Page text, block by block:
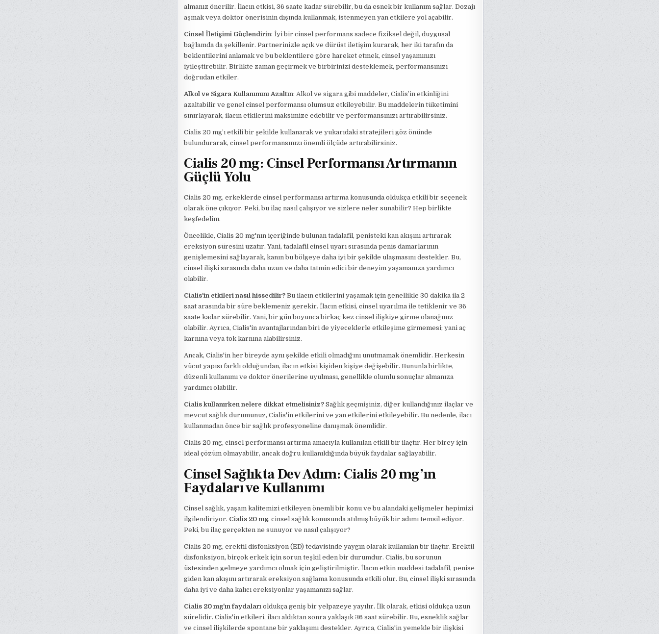
almanız önerilir. İlacın etkisi, 36 saate kadar sürebilir, bu da esnek bir kullanım sağlar. Dozajı
aşmak veya doktor önerisinin dışında kullanmak, istenmeyen yan etkilere yol açabilir.
Cinsel İletişimi Güçlendirin: İyi bir cinsel performans sadece fiziksel değil, duygusal
bağlamda da şekillenir. Partnerinizle açık ve dürüst iletişim kurarak, her iki tarafın da
beklentilerini anlamak ve bu beklentilere göre hareket etmek, cinsel yaşamınızı
iyileştirebilir. Birlikte zaman geçirmek ve birbirinizi desteklemek, performansınızı
doğrudan etkiler.
Alkol ve Sigara Kullanımını Azaltın: Alkol ve sigara gibi maddeler, Cialis’in etkinliğini
azaltabilir ve genel cinsel performansı olumsuz etkileyebilir. Bu maddelerin tüketimini
sınırlayarak, ilacın etkilerini maksimize edebilir ve performansınızı artırabilirsiniz.
Cialis 20 mg’ı etkili bir şekilde kullanarak ve yukarıdaki stratejileri göz önünde
bulundurarak, cinsel performansınızı önemli ölçüde artırabilirsiniz.
Cialis 20 mg: Cinsel Performansı Artırmanın
Güçlü Yolu
Cialis 20 mg, erkeklerde cinsel performansı artırma konusunda oldukça etkili bir seçenek
olarak öne çıkıyor. Peki, bu ilaç nasıl çalışıyor ve sizlere neler sunabilir? Hep birlikte
keşfedelim.
Öncelikle, Cialis 20 mg'nın içeriğinde bulunan tadalafil, penisteki kan akışını artırarak
ereksiyon süresini uzatır. Yani, tadalafil cinsel uyarı sırasında penis damarlarının
genişlemesini sağlayarak, kanın bu bölgeye daha iyi bir şekilde ulaşmasını destekler. Bu,
cinsel ilişki sırasında daha uzun ve daha tatmin edici bir deneyim yaşamanıza yardımcı
olabilir.
Cialis'in etkileri nasıl hissedilir?Bu ilacın etkilerini yaşamak için genellikle 30 dakika ila 2
saat arasında bir süre beklemeniz gerekir. İlacın etkisi, cinsel uyarılma ile tetiklenir ve 36
saate kadar sürebilir. Yani, bir gün boyunca birkaç kez cinsel ilişkiye girme olanağınız
olabilir. Ayrıca, Cialis'in avantajlarından biri de yiyeceklerle etkileşime girmemesi; yani aç
karnına veya tok karnına alabilirsiniz.
Ancak, Cialis'in her bireyde aynı şekilde etkili olmadığını unutmamak önemlidir. Herkesin
vücut yapısı farklı olduğundan, ilacın etkisi kişiden kişiye değişebilir. Bununla birlikte,
düzenli kullanımı ve doktor önerilerine uyulması, genellikle olumlu sonuçlar almanıza
yardımcı olabilir.
Cialis kullanırken nelere dikkat etmelisiniz?Sağlık geçmişiniz, diğer kullandığınız ilaçlar ve
mevcut sağlık durumunuz, Cialis'in etkilerini ve yan etkilerini etkileyebilir. Bu nedenle, ilacı
kullanmadan önce bir sağlık profesyoneline danışmak önemlidir.
Cialis 20 mg, cinsel performansı artırma amacıyla kullanılan etkili bir ilaçtır. Her birey için
ideal çözüm olmayabilir, ancak doğru kullanıldığında büyük faydalar sağlayabilir.
Cinsel Sağlıkta Dev Adım: Cialis 20 mg’ın
Faydaları ve Kullanımı
Cinsel sağlık, yaşam kalitemizi etkileyen önemli bir konu ve bu alandaki gelişmeler hepimizi
ilgilendiriyor. Cialis 20 mg, cinsel sağlık konusunda atılmış büyük bir adımı temsil ediyor.
Peki, bu ilaç gerçekten ne sunuyor ve nasıl çalışıyor?
Cialis 20 mg, erektil disfonksiyon (ED) tedavisinde yaygın olarak kullanılan bir ilaçtır. Erektil
disfonksiyon, birçok erkek için sorun teşkil eden bir durumdur. Cialis, bu sorunun
üstesinden gelmeye yardımcı olmak için geliştirilmiştir. İlacın etkin maddesi tadalafil, penise
giden kan akışını artırarak ereksiyon sağlama konusunda etkili olur. Bu, cinsel ilişki sırasında
daha iyi ve daha kalıcı ereksiyonlar yaşamanızı sağlar.
Cialis 20 mg'ın faydaları oldukça geniş bir yelpazeye yayılır. İlk olarak, etkisi oldukça uzun
sürelidir. Cialis'in etkileri, ilacı aldıktan sonra yaklaşık 36 saat sürebilir. Bu, esneklik sağlar
ve cinsel ilişkilerde spontane bir yaklaşımı destekler. Ayrıca, Cialis'in yemekle bir ilişkisi